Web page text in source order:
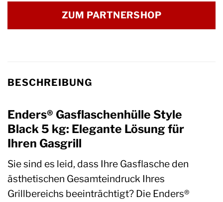
ZUM PARTNERSHOP
BESCHREIBUNG
Enders® Gasflaschenhülle Style
Black 5 kg: Elegante Lösung für
Ihren Gasgrill
Sie sind es leid, dass Ihre Gasflasche den
ästhetischen Gesamteindruck Ihres
Grillbereichs beeinträchtigt? Die Enders®